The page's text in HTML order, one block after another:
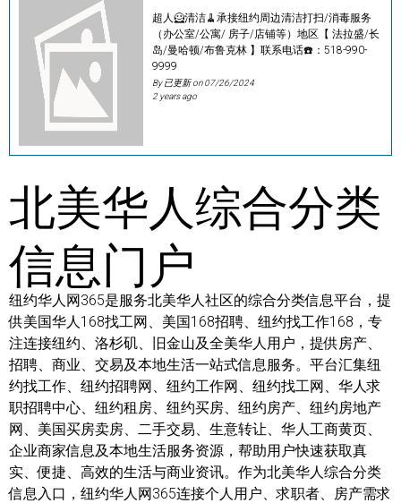
超人🦸清洁🧹承接纽约周边清洁打扫/消毒服务
（办公室/公寓/ 房子/店铺等）地区【 法拉盛/长
岛/曼哈顿/布鲁克林 】联系电话☎️：518-990-
9999
By 已更新 on07/26/2024
2 years ago
北美华人综合分类
信息门户
纽约华人网365是服务北美华人社区的综合分类信息平台，提
供美国华人168找工网、美国168招聘、纽约找工作168，专
注连接纽约、洛杉矶、旧金山及全美华人用户，提供房产、
招聘、商业、交易及本地生活一站式信息服务。平台汇集纽
约找工作、纽约招聘网、纽约工作网、纽约找工网、华人求
职招聘中心、纽约租房、纽约买房、纽约房产、纽约房地产
网、美国买房卖房、二手交易、生意转让、华人工商黄页、
企业商家信息及本地生活服务资源，帮助用户快速获取真
实、便捷、高效的生活与商业资讯。作为北美华人综合分类
信息入口，纽约华人网365连接个人用户、求职者、房产需求